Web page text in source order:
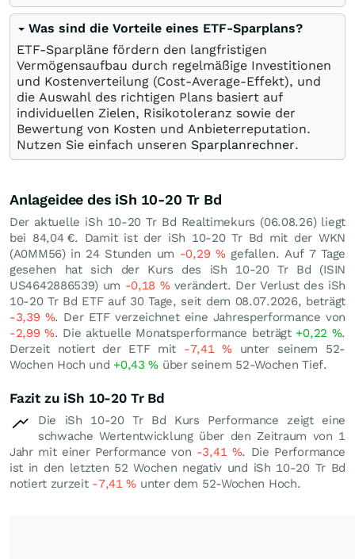
Was sind die Vorteile eines ETF-Sparplans?
ETF-Sparpläne fördern den langfristigen
Vermögensaufbau durch regelmäßige Investitionen
und Kostenverteilung (Cost-Average-Effekt), und
die Auswahl des richtigen Plans basiert auf
individuellen Zielen, Risikotoleranz sowie der
Bewertung von Kosten und Anbieterreputation.
Nutzen Sie einfach unseren Sparplanrechner.
Anlageidee des iSh 10-20 Tr Bd
Der aktuelle iSh 10-20 Tr Bd Realtimekurs (06.08.26) liegt
bei 84,04 €. Damit ist der iSh 10-20 Tr Bd mit der WKN
(A0MM56) in 24 Stunden um -0,29 %gefallen. Auf 7 Tage
gesehen hat sich der Kurs des iSh 10-20 Tr Bd (ISIN
US4642886539) um -0,18 %verändert. Der Verlust des iSh
10-20 Tr Bd ETF auf 30 Tage, seit dem 08.07.2026, beträgt
-3,39 %. Der ETF verzeichnet eine Jahresperformance von
-2,99%. Die aktuelle Monatsperformance beträgt +0,22 %.
Derzeit notiert der ETF mit -7,41%unter seinem 52-
Wochen Hoch und +0,43% über seinem 52-Wochen Tief.
Fazit zu iSh 10-20 Tr Bd
Die iSh 10-20 Tr Bd Kurs Performance zeigt eine
schwache Wertentwicklung über den Zeitraum von 1
Jahr mit einer Performance von -3,41 %. Die Performance
ist in den letzten 52 Wochen negativ und iSh 10-20 Tr Bd
notiert zurzeit -7,41% unter dem 52-Wochen Hoch.